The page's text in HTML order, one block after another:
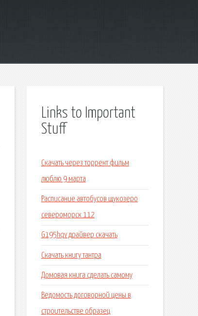
Links to Important
Stuff
Скачать через торрент фильм
люблю 9 марта
Расписание автобусов щукозеро
североморск 112
G195hqv драйвер скачать
Скачать книгу тантра
Домовая книга сделать самому
Ведомость договорной цены в
строительстве образец